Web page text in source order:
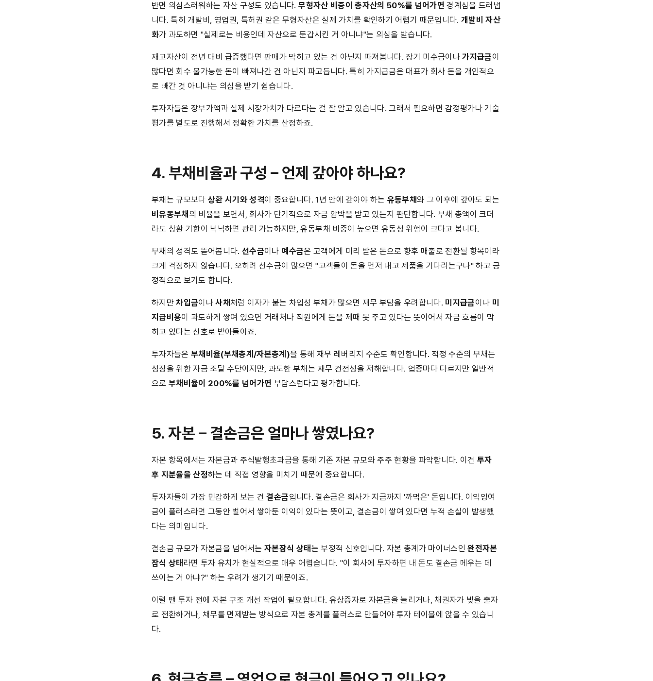
반면 의심스러워하는 자산 구성도 있습니다. 무형자산 비중이 총자산의 50%를 넘어가면 경계심을 드러냅
니다. 특히 개발비, 영업권, 특허권 같은 무형자산은 실제 가치를 확인하기 어렵기 때문입니다. 개발비 자산
화가 과도하면 "실제로는 비용인데 자산으로 둔갑시킨 거 아니냐"는 의심을 받습니다.
재고자산이 전년 대비 급증했다면 판매가 막히고 있는 건 아닌지 따져봅니다. 장기 미수금이나 가지급금이
많다면 회수 불가능한 돈이 빠져나간 건 아닌지 파고듭니다. 특히 가지급금은 대표가 회사 돈을 개인적으
로 빼간 것 아니냐는 의심을 받기 쉽습니다.
투자자들은 장부가액과 실제 시장가치가 다르다는 걸 잘 알고 있습니다. 그래서 필요하면 감정평가나 기술
평가를 별도로 진행해서 정확한 가치를 산정하죠.
4. 부채비율과 구성 – 언제 갚아야 하나요?
부채는 규모보다 상환 시기와 성격이 중요합니다. 1년 안에 갚아야 하는 유동부채
비유동부채 의 비율을 보면서, 회사가 단기적으로 자금 압박을 받고 있는지 판단합니다. 부채 총액이 크더
라도 상환 기한이 넉넉하면 관리 가능하지만, 유동부채 비중이 높으면 유동성 위험이 크다고 봅니다.
부채의 성격도 뜯어봅니다. 선수금이나 예수금은 고객에게 미리 받은 돈으로 향후 매출로 전환될 항목이라
크게 걱정하지 않습니다. 오히려 선수금이 많으면 "고객들이 돈을 먼저 내고 제품을 기다리는구나" 하고 긍
정적으로 보기도 합니다.
하지만 차입금이나 사채처럼 이자가 붙는 차입성 부채가 많으면 재무 부담을 우려합니다. 미지급금이나 미
지급비용이 과도하게 쌓여 있으면 거래처나 직원에게 돈을 제때 못 주고 있다는 뜻이어서 자금 흐름이 막
히고 있다는 신호로 받아들이죠.
투자자들은 부채비율(부채총계/자본총계)을 통해 재무 레버리지 수준도 확인합니다. 적정 수준의 부채는
성장을 위한 자금 조달 수단이지만, 과도한 부채는 재무 건전성을 저해합니다. 업종마다 다르지만 일반적
으로 부채비율이 200%를 넘어가면 부담스럽다고 평가합니다.
5. 자본 – 결손금은 얼마나 쌓였나요?
자본 항목에서는 자본금과 주식발행초과금을 통해 기존 자본 규모와 주주 현황을 파악합니다. 이건 투자
후 지분율을 산정하는 데 직접 영향을 미치기 때문에 중요합니다.
투자자들이 가장 민감하게 보는 건 결손금입니다. 결손금은 회사가 지금까지 '까먹은' 돈입니다. 이익잉여
금이 플러스라면 그동안 벌어서 쌓아둔 이익이 있다는 뜻이고, 결손금이 쌓여 있다면 누적 손실이 발생했
다는 의미입니다.
결손금 규모가 자본금을 넘어서는 자본잠식 상태 는 부정적 신호입니다. 자본 총계가 마이너스인 완전자본
잠식 상태 라면 투자 유치가 현실적으로 매우 어렵습니다. "이 회사에 투자하면 내 돈도 결손금 메우는 데
쓰이는 거 아냐?" 하는 우려가 생기기 때문이죠.
이럴 땐 투자 전에 자본 구조 개선 작업이 필요합니다. 유상증자로 자본금을 늘리거나, 채권자가 빚을 출자
로 전환하거나, 채무를 면제받는 방식으로 자본 총계를 플러스로 만들어야 투자 테이블에 앉을 수 있습니
다.